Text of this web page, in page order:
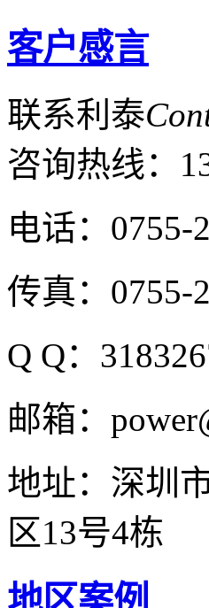
客户感言
联系利泰
咨询热线：
电话：0755-
传真：0755-
Q Q：
邮箱：
地址：深圳
区13号4栋